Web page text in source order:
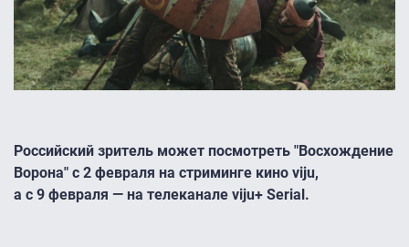
Российский зритель может посмотреть "Восхождение
Ворона" с 2 февраля на стриминге кино viju,
а с 9 февраля — на телеканале viju+ Serial.